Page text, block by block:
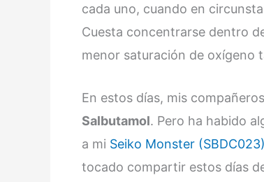
cada uno, cuando en
Cuesta concentrarse dentro
menor saturación de oxígeno
En estos días, mis
Salbutamol. Pero ha habido
a mi Seiko Monster (SBDC023)
tocado compartir estos días